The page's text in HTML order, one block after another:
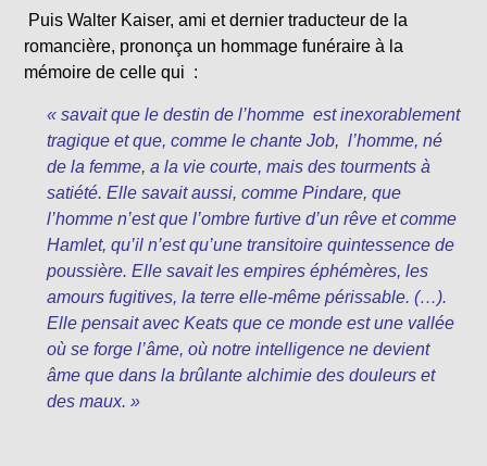
Puis Walter Kaiser, ami et dernier traducteur de la
romancière, prononça un hommage funéraire à la
mémoire de celle qui :
« savait que le destin de l’homme est inexorablement
tragique et que, comme le chante Job, l’homme, né
de la femme, a la vie courte, mais des tourments à
satiété. Elle savait aussi, comme Pindare, que
l’homme n’est que l’ombre furtive d’un rêve et comme
Hamlet, qu’il n’est qu’une transitoire quintessence de
poussière. Elle savait les empires éphémères, les
amours fugitives, la terre elle-même périssable. (…).
Elle pensait avec Keats que ce monde est une vallée
où se forge l’âme, où notre intelligence ne devient
âme que dans la brûlante alchimie des douleurs et
des maux. »